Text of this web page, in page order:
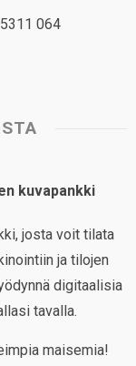
064
kuvapankki
josta voit tilata
ja tilojen
digitaalisia
tavalla.
maisemia!